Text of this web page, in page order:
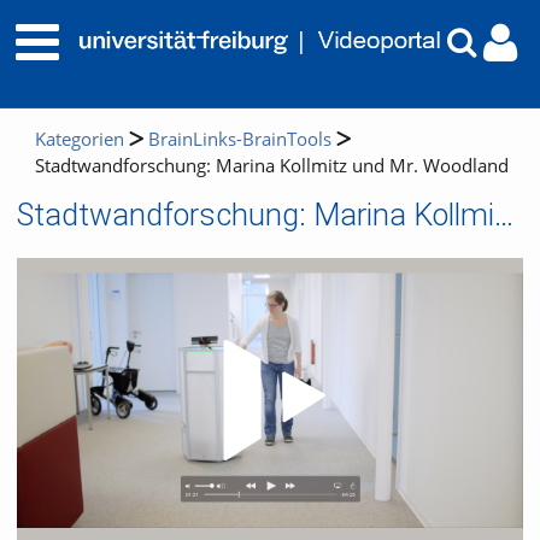
Kategorien
BrainLinks-BrainTools
Stadtwandforschung: Marina Kollmitz und Mr. Woodland
Stadtwandforschung: Marina Kollmitz und Mr. Woodland